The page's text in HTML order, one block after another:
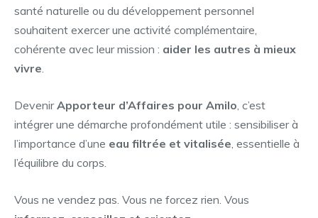
santé naturelle ou du développement personnel
souhaitent exercer une activité complémentaire,
cohérente avec leur mission : aider les autres à mieux
vivre.
DevenirApporteur d’Affaires pour Amilo, c’est
intégrer une démarche profondément utile : sensibiliser à
l’importance d’une eau filtrée et vitalisée, essentielle à
l’équilibre du corps.
Vous ne vendez pas. Vous ne forcez rien. Vous